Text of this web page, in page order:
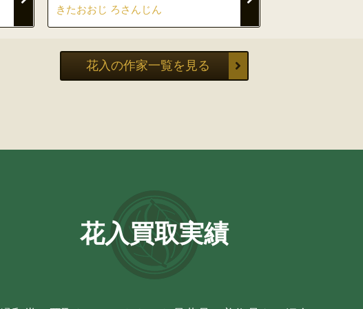
きたおおじ ろさんじん
花入の作家一覧を見る
花入買取実績